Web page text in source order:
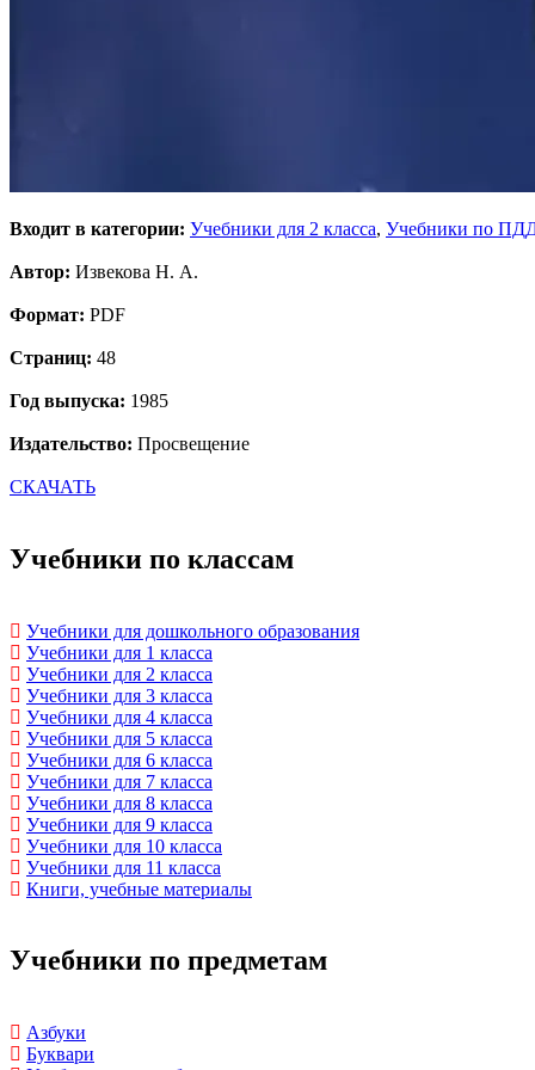
Входит в категории: Учебники для 2 класса, Учебники по
Автор: Извекова Н. А.
Формат: PDF
Страниц: 48
Год выпуска: 1985
Издательство: Просвещение
СКАЧАТЬ
Учебники по классам
Учебники для дошкольного образования
Учебники для 1 класса
Учебники для 2 класса
Учебники для 3 класса
Учебники для 4 класса
Учебники для 5 класса
Учебники для 6 класса
Учебники для 7 класса
Учебники для 8 класса
Учебники для 9 класса
Учебники для 10 класса
Учебники для 11 класса
Книги, учебные материалы
Учебники по предметам
Азбуки
Буквари